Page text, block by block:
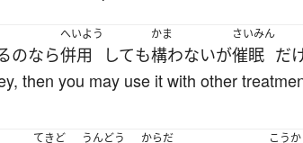
のなら
へいよう
併用 しても
かま
構わないが
さいみん
催眠 だ
then you may use it with other
てきど うんどう からだ こうか